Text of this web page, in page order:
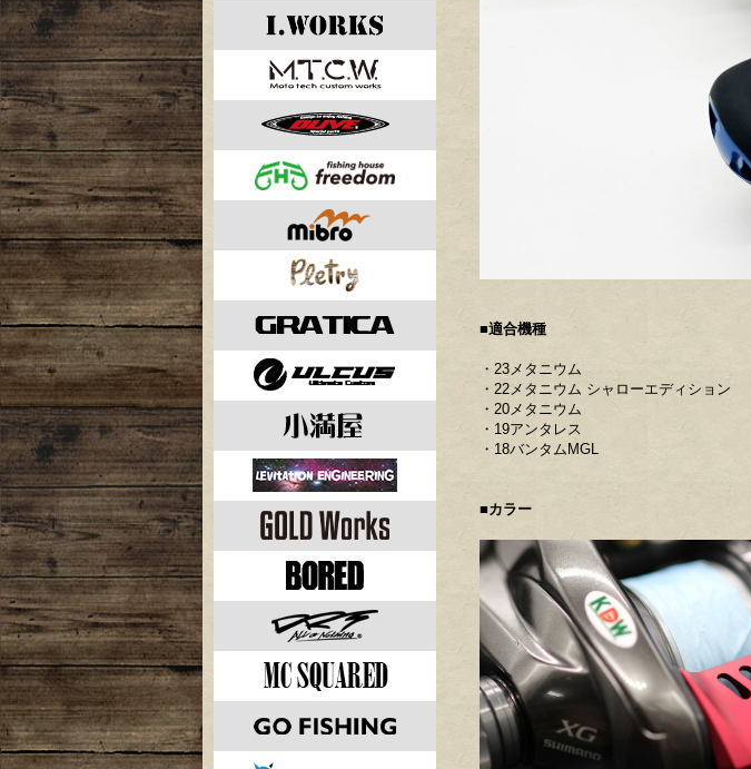
■適合機種
・23メタニウム
・22メタニウム シャローエディション
・20メタニウム
・19アンタレス
・18バンタムMGL
■カラー